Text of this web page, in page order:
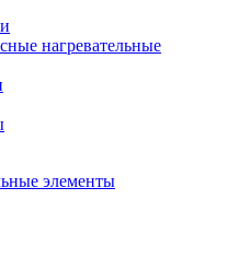
нагревательные
элементы